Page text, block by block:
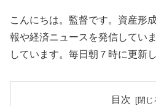
こんにちは。監督です。資産形
報や経済ニュースを発信してい
しています。毎日朝７時に更新
目次